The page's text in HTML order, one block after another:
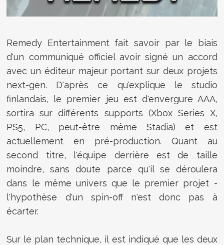
Remedy Entertainment fait savoir par le biais
d'un communiqué officiel avoir signé un accord
avec un éditeur majeur portant sur deux projets
next-gen. D'après ce qu'explique le studio
finlandais, le premier jeu est d'envergure AAA,
sortira sur différents supports (Xbox Series X,
PS5, PC, peut-être même Stadia) et est
actuellement en pré-production. Quant au
second titre, l'équipe derrière est de taille
moindre, sans doute parce qu'il se déroulera
dans le même univers que le premier projet -
l'hypothèse d'un spin-off n'est donc pas à
écarter.
Sur le plan technique, il est indiqué que les deux